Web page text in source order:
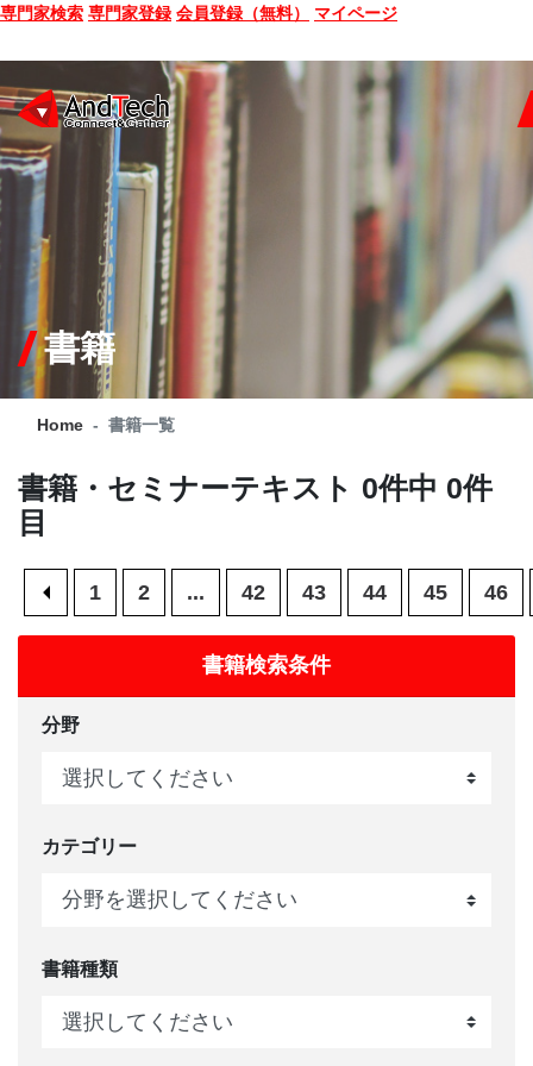
専門家検索 専門家登録 会員登録（無料） マイページ
SEMINAR
BOOK
CONSULTING
SERVICE
COMPANY
Q&A
SITE MAP
CONTACT
書籍
Home 書籍一覧
書籍・セミナーテキスト 0件中 0件
目
< 1 2 ... 42 43 44 45 46
書籍検索条件
分野
カテゴリー
書籍種類